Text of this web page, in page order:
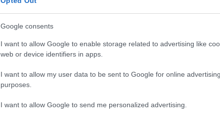
Google consents
I want to allow Google to enable storage related to advertising like
web or device identifiers in apps.
I want to allow my user data to be sent to Google for online advertising
purposes.
I want to allow Google to send me personalized advertising.